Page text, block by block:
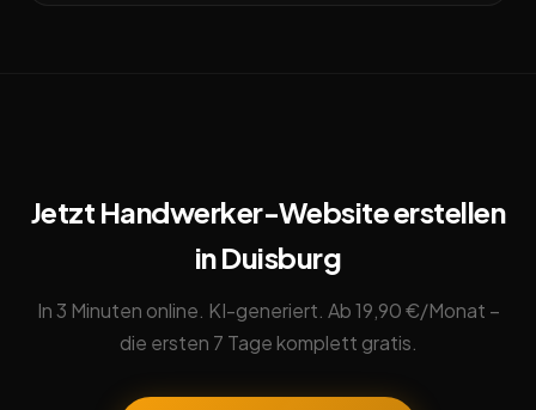
Jetzt Handwerker-Website erstellen
in Duisburg
In 3 Minuten online. KI-generiert. Ab 19,90 €/Monat –
die ersten 7 Tage komplett gratis.